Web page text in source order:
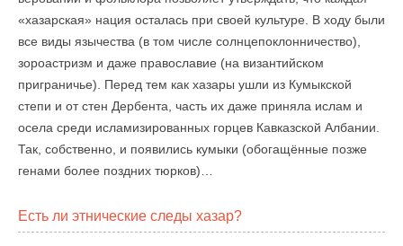
«хазарская» нация осталась при своей культуре. В ходу были
все виды язычества (в том числе солнцепоклонничество),
зороастризм и даже православие (на византийском
приграничье). Перед тем как хазары ушли из Кумыкской
степи и от стен Дербента, часть их даже приняла ислам и
осела среди исламизированных горцев Кавказской Албании.
Так, собственно, и появились кумыки (обогащённые позже
генами более поздних тюрков)…
Есть ли этнические следы хазар?